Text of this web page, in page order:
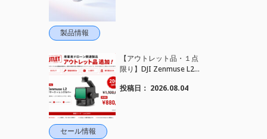
製品情報
セール情報
【アウトレット品・１点
限り】DJI Zenmuse L2
た。｜HELICAM STORE
投稿日： 2026.08.04